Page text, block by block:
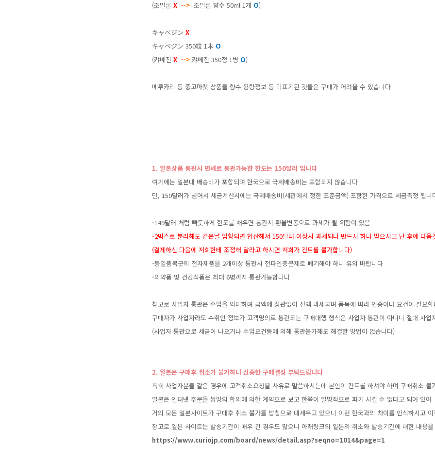
(조말론 X --> 조말론향수50ml1개 O)
キャベジン X
キャベジン350粒1本 O
(캬베진 X --> 캬베진350정1병 O)
메루카리등중고마켓상품들향수용량정보등미표기된것들은구매가어려울수있습니다
1.일본상품통관시면세로통관가능한한도는150달러입니다
여기에는일본내배송비가포함되며한국으로국제배송비는포함되지않습니다
단,150달러가넘어서세금계산시에는국제배송비(세관에서정한표준금액)포함한가격으로세금측정됩니
-149달러처럼빠듯하게한도를채우면통관시환율변동으로과세가될위험이있음
-2박스로분리해도같은날입항되면합산해서150달러이상시과세되니반드시하나받으시고난후에다음
(결제하신다음에저희한테조정해달라고하시면저희가컨트롤불가합니다)
-동일품목군의전자제품을2개이상통관시전파인증문제로폐기해야하니유의바랍니다
-의약품및건강식품은최대6병까지통관가능합니다
참고로사업자통관은수입을의미하며금액에상관없이전액과세되며품목에따라인증이나요건이필요합
구매자가사업자라도수취인정보가고객명의로통관되는구매대행형식은사업자통관이아니니절대사업
(사업자통관으로세금이나오거나수입요건등에의해통관불가해도해결할방법이없습니다)
2.일본은구매후취소가불가하니신중한구매결정부탁드립니다
특히사업자분들같은경우에고객취소요청을사유로말씀하시는데본인이컨트롤하셔야하며구매취소
일본은인터넷주문을쌍방의합의에의한계약으로보고한쪽이일방적으로파기시킬수없다고되어있어
거의모든일본사이트가구매후취소불가를방침으로내세우고있으니이런한국과의차이를인식하시고
참고로일본사이트는발송기간이매우긴경우도많으니아래링크의일본의취소와발송기간에대한내용
https://www.curiojp.com/board/news/detail.asp?seqno=1014&page=1